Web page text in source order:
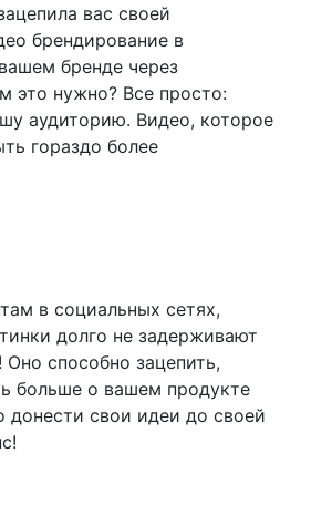
вас своей
брендирование в
бренде через
это нужно? Все просто:
аудиторию. Видео, которое
гораздо более
в социальных сетях,
долго не задерживают
способно зацепить,
больше о вашем продукте
донести свои идеи до своей